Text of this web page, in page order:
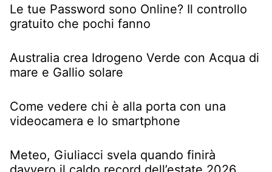
Le tue Password sono Online? Il controllo
gratuito che pochi fanno
Australia crea Idrogeno Verde con Acqua di
mare e Gallio solare
Come vedere chi è alla porta con una
videocamera e lo smartphone
Meteo, Giuliacci svela quando finirà